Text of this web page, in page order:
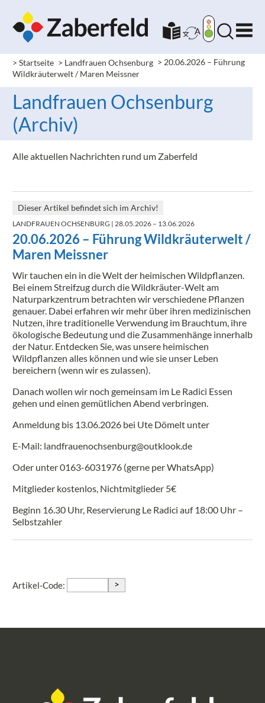
> Startseite > Landfrauen Ochsenburg >20.06.2026 – Führung
Wildkräuterwelt / Maren Meissner
Landfrauen Ochsenburg
(Archiv)
Alle aktuellen Nachrichten rund um Zaberfeld
Dieser Artikel befindet sich im Archiv!
LANDFRAUEN OCHSENBURG | 28.05.2026 – 13.06.2026
20.06.2026 – Führung Wildkräuterwelt /
Maren Meissner
Wir tauchen ein in die Welt der heimischen Wildpflanzen.
Bei einem Streifzug durch die Wildkräuter-Welt am
Naturparkzentrum betrachten wir verschiedene Pflanzen
genauer. Dabei erfahren wir mehr über ihren medizinischen
Nutzen, ihre traditionelle Verwendung im Brauchtum, ihre
ökologische Bedeutung und die Zusammenhänge innerhalb
der Natur. Entdecken Sie, was unsere heimischen
Wildpflanzen alles können und wie sie unser Leben
bereichern (wenn wir es zulassen).
Danach wollen wir noch gemeinsam im Le Radici Essen
gehen und einen gemütlichen Abend verbringen.
Anmeldung bis 13.06.2026 bei Ute Dömelt unter
E-Mail: landfrauenochsenburg@outklook.de
Oder unter 0163-6031976 (gerne per WhatsApp)
Mitglieder kostenlos, Nichtmitglieder 5€
Beginn 16.30 Uhr, Reservierung Le Radici auf 18:00 Uhr –
Selbstzahler
Artikel-Code: >